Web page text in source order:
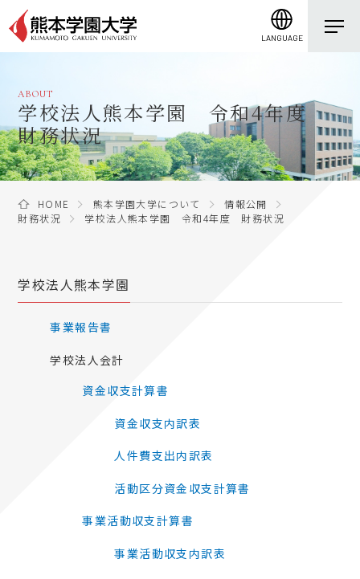
LANGUAGE
ABOUT
学校法人熊本学園 令和4年度
財務状況
HOME 熊本学園大学について
情報公開
財務状況
学校法人熊本学園 令和4年度 財務状況
学校法人熊本学園
事業報告書
学校法人会計
資金収支計算書
資金収支内訳表
人件費支出内訳表
活動区分資金収支計算書
事業活動収支計算書
事業活動収支内訳表